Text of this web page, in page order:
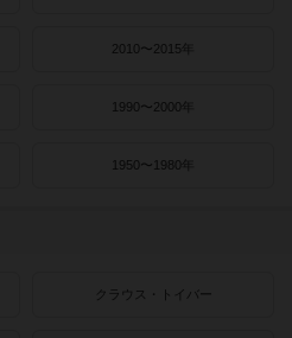
2010〜2015年
1990〜2000年
1950〜1980年
クラウス・トイバー